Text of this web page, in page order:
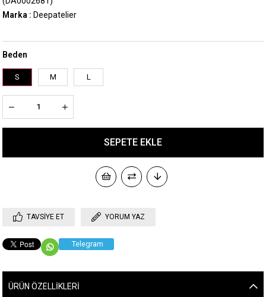
Marka : Deepatelier
Beden
S M L
TAVSIYE ET YORUM YAZ
Telegram
ÜRÜN ÖZELLIKLERI